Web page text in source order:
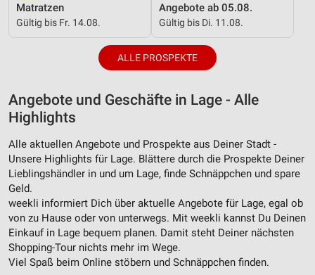
Matratzen
Gültig bis Fr. 14.08.
Angebote ab 05.08.
Gültig bis Di. 11.08.
ALLE PROSPEKTE
Angebote und Geschäfte in Lage - Alle
Highlights
Alle aktuellen Angebote und Prospekte aus Deiner Stadt -
Unsere Highlights für Lage. Blättere durch die Prospekte Deiner
Lieblingshändler in und um Lage, finde Schnäppchen und spare
Geld.
weekli informiert Dich über aktuelle Angebote für Lage, egal ob
von zu Hause oder von unterwegs. Mit weekli kannst Du Deinen
Einkauf in Lage bequem planen. Damit steht Deiner nächsten
Shopping-Tour nichts mehr im Wege.
Viel Spaß beim Online stöbern und Schnäppchen finden.